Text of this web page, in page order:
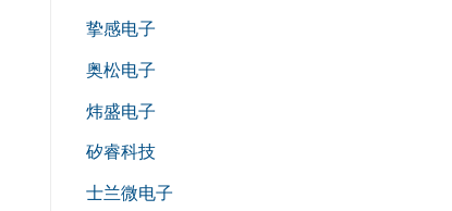
挚感电子
奥松电子
炜盛电子
矽睿科技
士兰微电子